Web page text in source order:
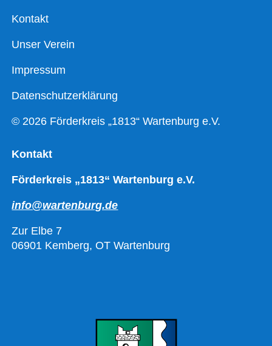
Kontakt
Unser Verein
Impressum
Datenschutzerklärung
© 2026 Förderkreis „1813“ Wartenburg e.V.
Kontakt
Förderkreis „1813“ Wartenburg e.V.
info@wartenburg.de
Zur Elbe 7
06901 Kemberg, OT Wartenburg